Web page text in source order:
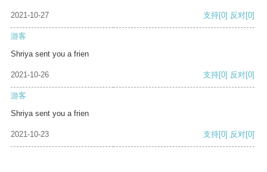
2021-10-27 支持[0] 反对[0]
游客
Shriya sent you a frien
2021-10-26 支持[0] 反对[0]
游客
Shriya sent you a frien
2021-10-23 支持[0] 反对[0]